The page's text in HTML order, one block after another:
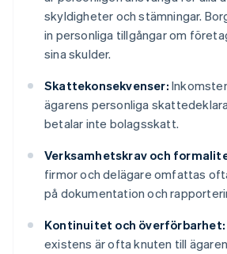
skyldigheter och stämningar.
in personliga tillgångar om
sina skulder.
Skattekonsekvenser:
ägarens personliga
betalar inte bolagsskatt.
Verksamhetskrav och
firmor och delägare omfattas
på dokumentation och
Kontinuitet och överförbarhet:
existens är ofta knuten till